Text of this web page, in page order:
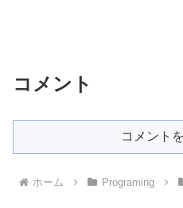
コメント
コメント
ホーム Programing